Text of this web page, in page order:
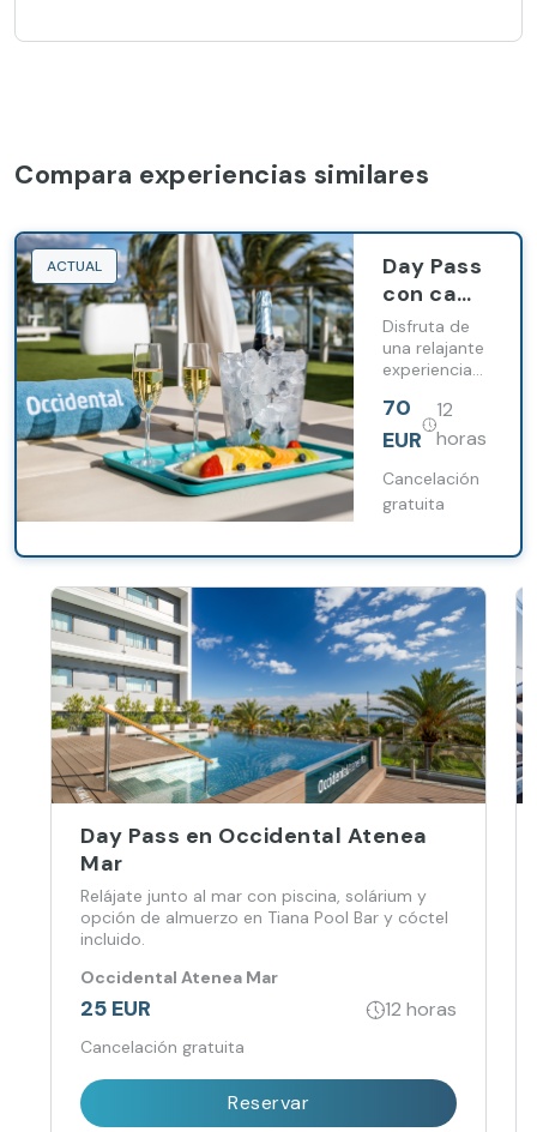
Compara experiencias similares
ACTUAL
Day Pass
con cama
balinesa
Disfruta de
una relajante
experiencia
nuestras
camas
acompañada
de una
defruta y una
botella de
cava con
vistas al mar
70
EUR
12
horas
Cancelación
gratuita
Day Pass en Occidental Atenea
Mar
Relájate junto al mar con piscina, solárium y
opción de almuerzo en Tiana Pool Bar y cóctel
incluido.
Occidental Atenea Mar
25 EUR 12 horas
Cancelación gratuita
Reservar